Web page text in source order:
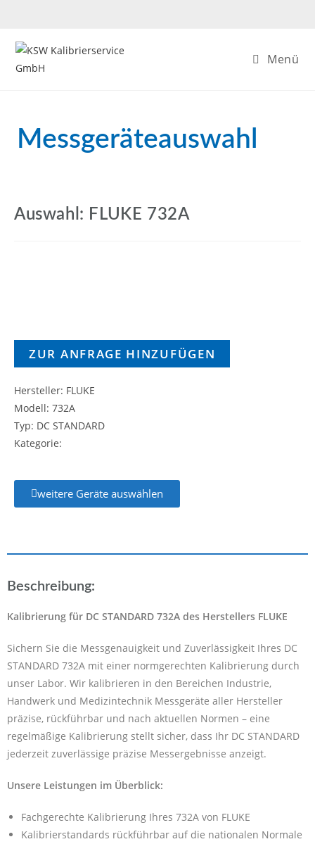
Menü
Messgeräteauswahl
Auswahl: FLUKE 732A
ZUR ANFRAGE HINZUFÜGEN
Hersteller: FLUKE
Modell: 732A
Typ: DC STANDARD
Kategorie:
weitere Geräte auswählen
Beschreibung:
Kalibrierung für DC STANDARD 732A des Herstellers FLUKE
Sichern Sie die Messgenauigkeit und Zuverlässigkeit Ihres DC
STANDARD 732A mit einer normgerechten Kalibrierung durch
unser Labor. Wir kalibrieren in den Bereichen Industrie,
Handwerk und Medizintechnik Messgeräte aller Hersteller
präzise, rückführbar und nach aktuellen Normen – eine
regelmäßige Kalibrierung stellt sicher, dass Ihr DC STANDARD
jederzeit zuverlässige präzise Messergebnisse anzeigt.
Unsere Leistungen im Überblick:
Fachgerechte Kalibrierung Ihres 732A von FLUKE
Kalibrierstandards rückführbar auf die nationalen Normale